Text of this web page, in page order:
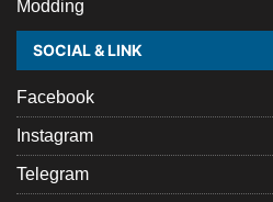
Modding
SOCIAL & LINK
Facebook
Instagram
Telegram